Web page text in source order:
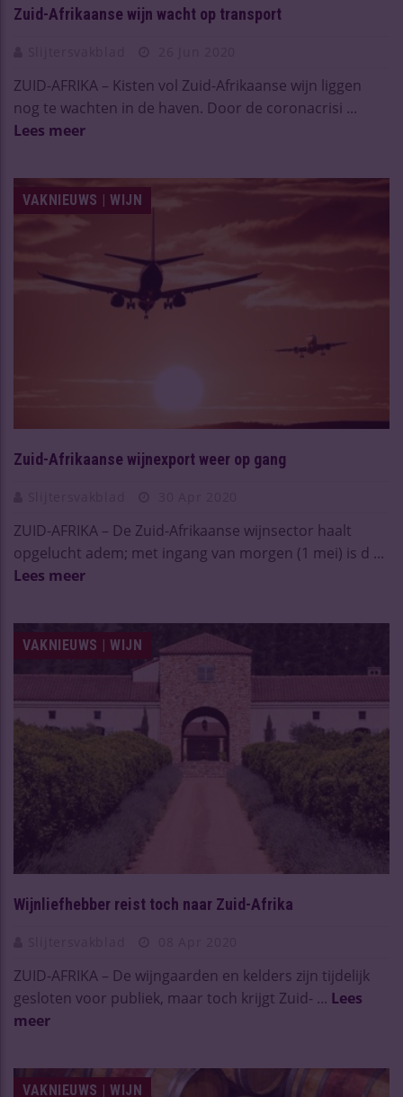
Zuid-Afrikaanse wijn wacht op transport
ZUID-AFRIKA – Kisten vol Zuid-Afrikaanse wijn liggen
nog te wachten in de haven. Door de coronacrisi ...
Lees meer
VAKNIEUWS | WIJN
Zuid-Afrikaanse wijnexport weer op gang
ZUID-AFRIKA – De Zuid-Afrikaanse wijnsector haalt
opgelucht adem; met ingang van morgen (1 mei) is d ...
Lees meer
VAKNIEUWS | WIJN
Wijnliefhebber reist toch naar Zuid-Afrika
ZUID-AFRIKA – De wijngaarden en kelders zijn tijdelijk
gesloten voor publiek, maar toch krijgt Zuid- ... Lees
meer
VAKNIEUWS | WIJN